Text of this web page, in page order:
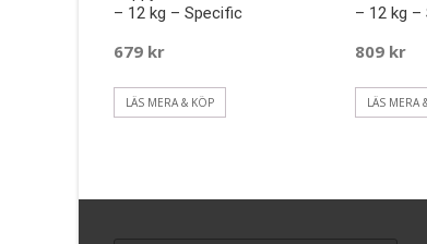
– 12 kg – Specific
679 kr
LÄS MERA & KÖP
– 12 kg –
809 kr
LÄS MERA